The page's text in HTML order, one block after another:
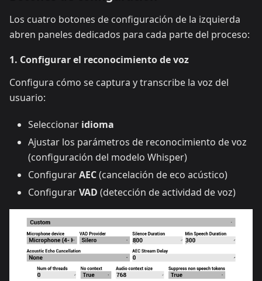
Los cuatro botones de configuración de la izquierda
abren paneles dedicados para cada parte del proceso:
1. Configurar el reconocimiento de voz
Configura cómo se captura y transcribe la voz del
usuario:
Seleccionar idioma
Ajustar los parámetros de reconocimiento de voz
(configuración del modelo Whisper)
ConfigurarAEC(cancelación de eco acústico)
ConfigurarVAD (detección de actividad de voz)